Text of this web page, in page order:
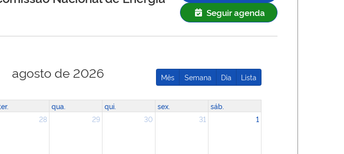
Seguir agenda
agosto de 2026 Mês Semana Dia Lista
qua. qui. sex.
sáb.
28 29 30 31 1